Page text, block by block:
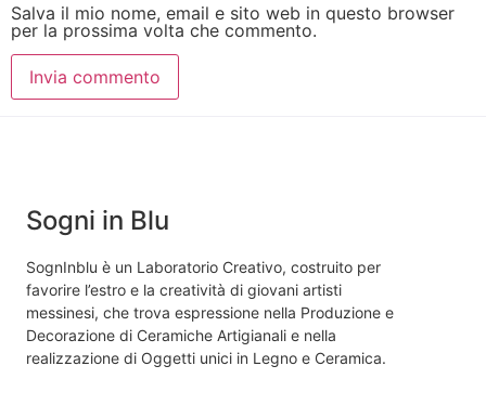
Salva il mio nome, email e sito web in questo browser
per la prossima volta che commento.
Sogni in Blu
SognInblu è un Laboratorio Creativo, costruito per
favorire l’estro e la creatività di giovani artisti
messinesi, che trova espressione nella Produzione e
Decorazione di Ceramiche Artigianali e nella
realizzazione di Oggetti unici in Legno e Ceramica.